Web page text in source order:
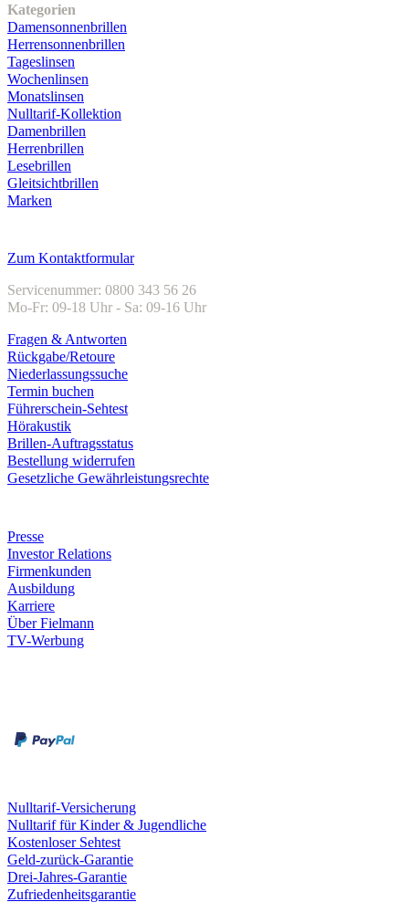
Kategorien
Damensonnenbrillen
Herrensonnenbrillen
Tageslinsen
Wochenlinsen
Monatslinsen
Nulltarif-Kollektion
Damenbrillen
Herrenbrillen
Lesebrillen
Gleitsichtbrillen
Marken
Zum Kontaktformular
Servicenummer: 0800 343 56 26
Mo-Fr: 09-18 Uhr - Sa: 09-16 Uhr
Fragen & Antworten
Rückgabe/Retoure
Niederlassungssuche
Termin buchen
Führerschein-Sehtest
Hörakustik
Brillen-Auftragsstatus
Bestellung widerrufen
Gesetzliche Gewährleistungsrechte
Presse
Investor Relations
Firmenkunden
Ausbildung
Karriere
Über Fielmann
TV-Werbung
Nulltarif-Versicherung
Nulltarif für Kinder & Jugendliche
Kostenloser Sehtest
Geld-zurück-Garantie
Drei-Jahres-Garantie
Zufriedenheitsgarantie